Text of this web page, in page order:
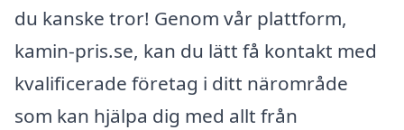
du kanske tror! Genom vår plattform,
kamin-pris.se, kan du lätt få kontakt med
kvalificerade företag i ditt närområde
som kan hjälpa dig med allt från